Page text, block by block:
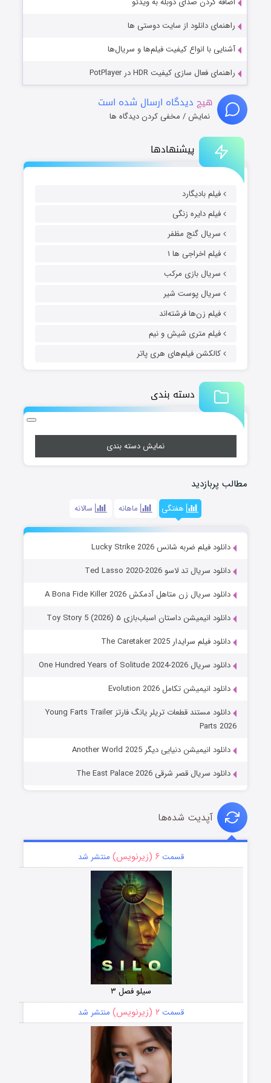
پیشنهادها
فیلم بادیگارد
فیلم دایره زنگی
سریال گنج مظفر
فیلم اخراجی ها ۱
سریال بازی مرکب
سریال پوست شیر
فیلم زن‌ها فرشته‌اند
فیلم متری شیش و نیم
کالکشن فیلم‌های هری پاتر
دسته بندی
نمایش دسته بندی
مطالب پربازدید
هفتگی ماهانه سالانه
دانلود فیلم ضربه شانس Lucky Strike 2026
دانلود سریال تد لاسو Ted Lasso 2020-2026
دانلود سریال زن متاهل آدمکش A Bona Fide Killer 2026
دانلود انیمیشن داستان اسباب‌بازی ۵ Toy Story 5 (2026)
دانلود فیلم سرایدار The Caretaker 2025
دانلود سریال One Hundred Years of Solitude 2024-2026
دانلود انیمیشن تکامل Evolution 2026
دانلود مستند قطعات تریلر یانگ فارتز Young Farts Trailer
Parts 2026
دانلود انیمیشن دنیایی دیگر Another World 2025
دانلود سریال قصر شرقی The East Palace 2026
راهنمای دانلود از سایت دوستی ها
آشنایی با انواع کیفیت فیلم‌ها و سریال‌ها
راهنمای فعال سازی کیفیت HDR در PotPlayer
هیچ دیدگاه ارسال شده است
نمایش / مخفی کردن دیدگاه ها
آپدیت شده‌ها
قسمت ۶ (زیرنویس) منتشر شد
سیلو فصل ۳
قسمت ۲ (زیرنویس) منتشر شد